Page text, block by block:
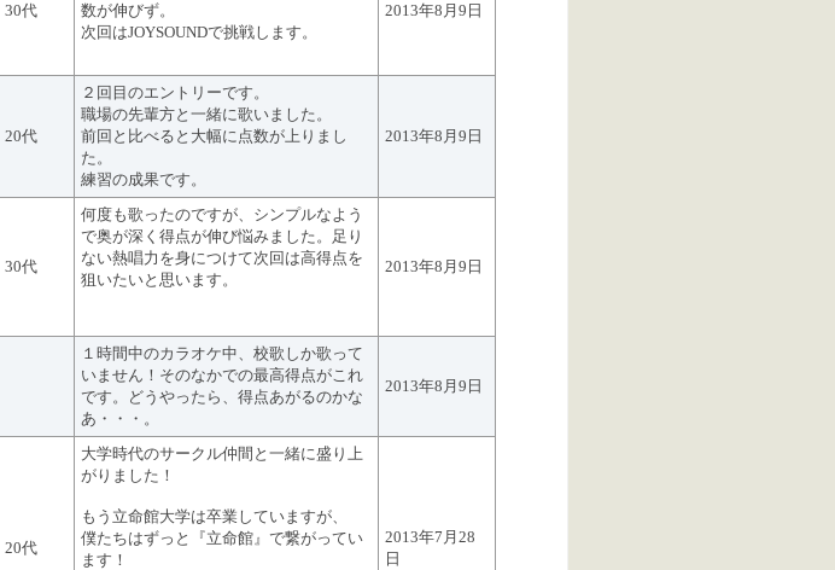
30代
数が伸びず。
次回はJOYSOUNDで挑戦します。
2013年8月9日
20代
２回目のエントリーです。
職場の先輩方と一緒に歌いました。
前回と比べると大幅に点数が上りまし
た。
練習の成果です。
2013年8月9日
30代
何度も歌ったのですが、シンプルなよう
で奥が深く得点が伸び悩みました。足り
ない熱唱力を身につけて次回は高得点を
狙いたいと思います。
2013年8月9日
１時間中のカラオケ中、校歌しか歌って
いません！そのなかでの最高得点がこれ
です。どうやったら、得点あがるのかな
あ・・・。
2013年8月9日
20代
大学時代のサークル仲間と一緒に盛り上
がりました！
もう立命館大学は卒業していますが、
僕たちはずっと『立命館』で繋がってい
ます！
2013年7月28
日